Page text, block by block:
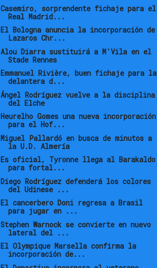
Casemiro, sorprendente fichaje para el
Real Madrid...
El Bologna anuncia la incorporación de
Lazaros Chr...
Alou Diarra sustituirá a M'Vila en el
Stade Rennes
Emmanuel Rivière, buen fichaje para la
delantera d...
Ángel Rodríguez vuelve a la disciplina
del Elche
Heurelho Gomes una nueva incorporación
para el Hof...
Miguel Pallardó en busca de minutos a
la U.D. Almería
Es oficial, Tyronne llega al Barakaldo
para fortal...
Diego Rodríguez defenderá los colores
del Udinese ...
El cancerbero Doni regresa a Brasil
para jugar en ...
Stephen Warnock se convierte en nuevo
lateral del ...
El Olympique Marsella confirma la
incorporación de...